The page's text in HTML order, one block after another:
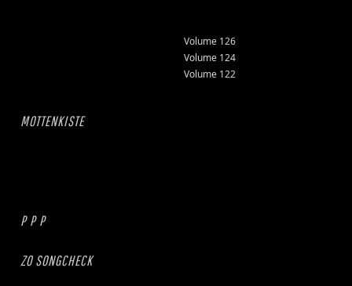
Volume 126
Volume 124
Volume 122
MOTTENKISTE
P P P
ZO SONGCHECK